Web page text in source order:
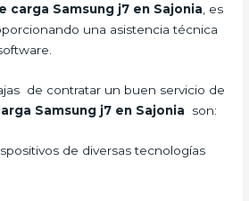
carga Samsung j7 en Sajonia , es
una asistencia técnica
de contratar un buen servicio de
Samsung j7 en Sajonia son:
de diversas tecnologías